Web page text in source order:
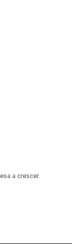
a crescer.